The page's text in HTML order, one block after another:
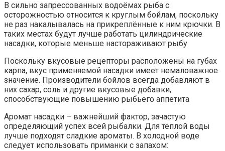
В сильно запрессованных водоёмах рыба с
осторожностью относится к круглым бойлам, поскольку
не раз накалывалась на прикреплённые к ним крючки. В
таких местах будут лучше работать цилиндрические
насадки, которые меньше настораживают рыбу
Поскольку вкусовые рецепторы расположены на губах
карпа, вкус применяемой насадки имеет немаловажное
значение. Производители бойлов всегда добавляют в
них сахар, соль и другие вкусовые добавки,
способствующие повышению рыбьего аппетита
Аромат насадки – важнейший фактор, зачастую
определяющий успех всей рыбалки. Для тёплой воды
лучше подходят сладкие ароматы. В холодной воде
следует использовать приманки с запахом: